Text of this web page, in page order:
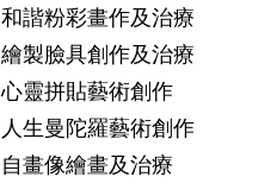
和諧粉彩畫作及治療
繪製臉具創作及治療
心靈拼貼藝術創作
人生曼陀羅藝術創作
自畫像繪畫及治療